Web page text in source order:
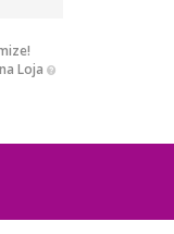
Loja